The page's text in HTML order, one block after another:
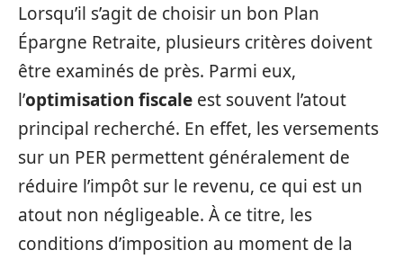
Lorsqu’il s’agit de choisir un bon Plan
Épargne Retraite, plusieurs critères doivent
être examinés de près. Parmi eux,
l’optimisation fiscale est souvent l’atout
principal recherché. En effet, les versements
sur un PER permettent généralement de
réduire l’impôt sur le revenu, ce qui est un
atout non négligeable. À ce titre, les
conditions d’imposition au moment de la